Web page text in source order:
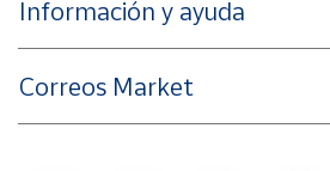
Información y ayuda
Correos Market